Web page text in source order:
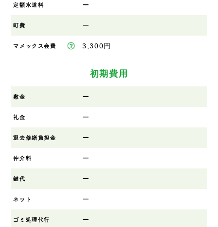
定額水道料 ー
町費 ー
マメックス会費 3,300円
初期費用
敷金 ー
礼金 ー
退去修繕負担金 ー
仲介料 ー
鍵代 ー
ネット ー
ゴミ処理代行 ー